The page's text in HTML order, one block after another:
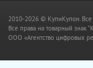
2010-2026 © КупиКупон.
Все права на товарный знак
OOO «Агентство цифровых